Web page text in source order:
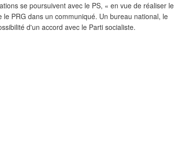
se poursuivent avec le PS, « en vue de réaliser le
PRG dans un communiqué. Un bureau national, le
d'un accord avec le Parti socialiste.